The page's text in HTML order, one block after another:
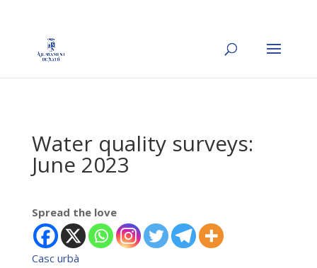
Water quality surveys:
June 2023
Spread the love
Casc urbà